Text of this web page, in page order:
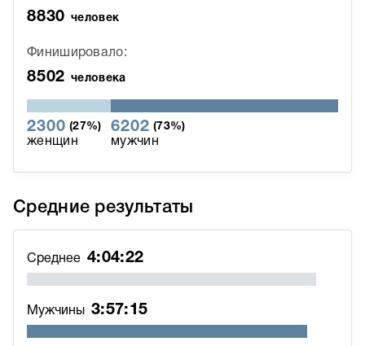
8830 человек
Финишировало:
8502 человека
2300 (27%)
женщин
6202 (73%)
мужчин
Средние результаты
Среднее 4:04:22
Мужчины 3:57:15